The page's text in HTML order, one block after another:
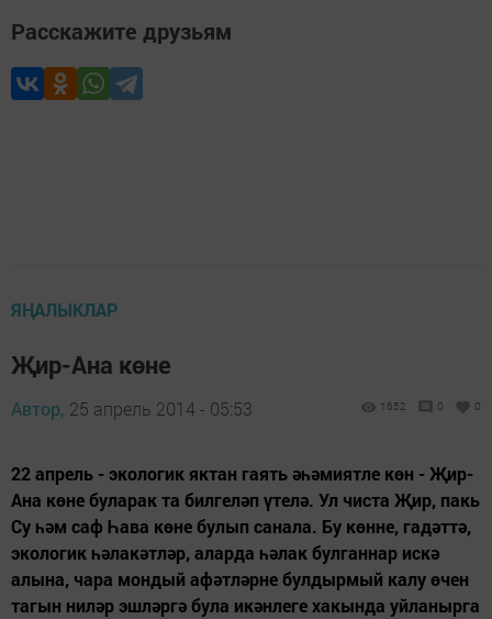
Расскажите друзьям
ЯҢАЛЫКЛАР
Җир-Ана көне
Автор, 25 апрель 2014 - 05:53 1652 0 0
22 апрель - экологик яктан гаять әһәмиятле көн - Җир-
Ана көне буларак та билгеләп үтелә. Ул чиста Җир, пакь
Су һәм саф Һава көне булып санала. Бу көнне, гадәттә,
экологик һәлакәтләр, аларда һәлак булганнар искә
алына, чара мондый афәтләрне булдырмый калу өчен
тагын ниләр эшләргә була икәнлеге хакында уйланырга